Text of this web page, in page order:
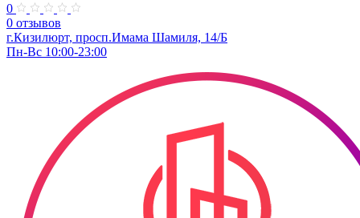
0
0 отзывов
г.Кизилюрт, просп.Имама Шамиля, 14/Б
Пн-Вс 10:00-23:00